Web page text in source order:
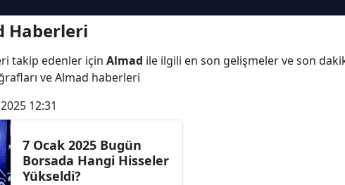
Haberleri
takip edenler için Almad ile ilgili en son gelişmeler ve son
ve Almad haberleri
12:31
7 Ocak 2025 Bugün
Borsada Hangi Hisseler
Yükseldi?